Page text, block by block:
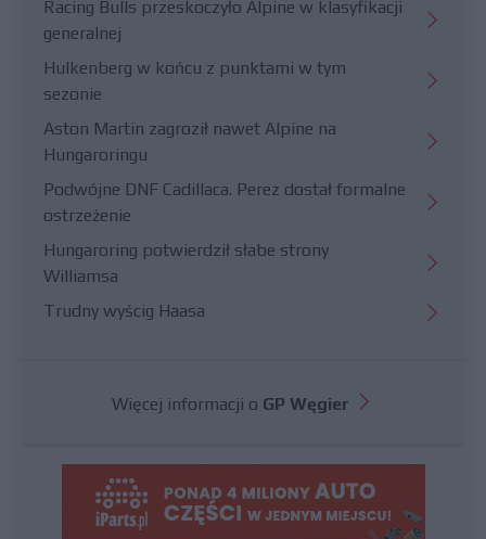
Racing Bulls przeskoczyło Alpine w klasyfikacji
generalnej
Hulkenberg w końcu z punktami w tym
sezonie
Aston Martin zagroził nawet Alpine na
Hungaroringu
Podwójne DNF Cadillaca. Perez dostał formalne
ostrzeżenie
Hungaroring potwierdził słabe strony
Williamsa
Trudny wyścig Haasa
Więcej informacji o GP Węgier